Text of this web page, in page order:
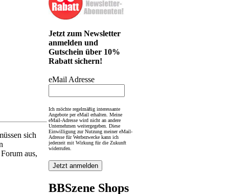
sich
aus,
Jetzt zum Newsletter
anmelden und
Gutschein über 10%
Rabatt sichern!
eMail Adresse
Ich möchte regelmäßig interessante
Angebote per eMail erhalten. Meine
eMail-Adresse wird nicht an andere
Unternehmen weitergegeben. Diese
Einwilligung zur Nutzung meiner eMail-
Adresse für Werbezwecke kann ich
jederzeit mit Wirkung für die Zukunft
widerrufen.
BBSzene Shops